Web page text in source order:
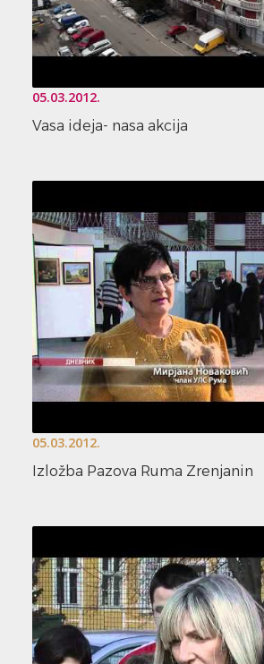
05.03.2012.
Vasa ideja- nasa akcija
05.03.2012.
Izložba Pazova Ruma Zrenjanin